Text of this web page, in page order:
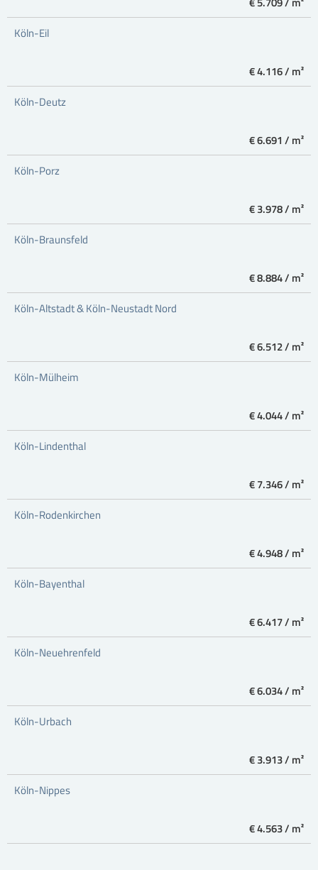
Köln-Eil
€ 4.116 / m²
Köln-Deutz
€ 6.691 / m²
Köln-Porz
€ 3.978 / m²
Köln-Braunsfeld
€ 8.884 / m²
Köln-Altstadt & Köln-Neustadt Nord
€ 6.512 / m²
Köln-Mülheim
€ 4.044 / m²
Köln-Lindenthal
€ 7.346 / m²
Köln-Rodenkirchen
€ 4.948 / m²
Köln-Bayenthal
€ 6.417 / m²
Köln-Neuehrenfeld
€ 6.034 / m²
Köln-Urbach
€ 3.913 / m²
Köln-Nippes
€ 4.563 / m²